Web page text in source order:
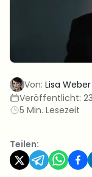
Von: Lisa Weber
Veröffentlicht:
5 Min. Lesezeit
Teilen: